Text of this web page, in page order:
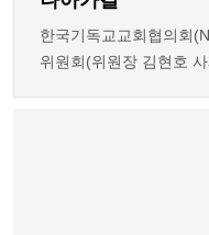
한국기독교교회협의회
위원회(위원장 김현호